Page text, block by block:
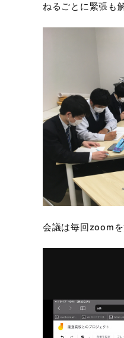
ねるごとに緊張も
会議は毎回zoom